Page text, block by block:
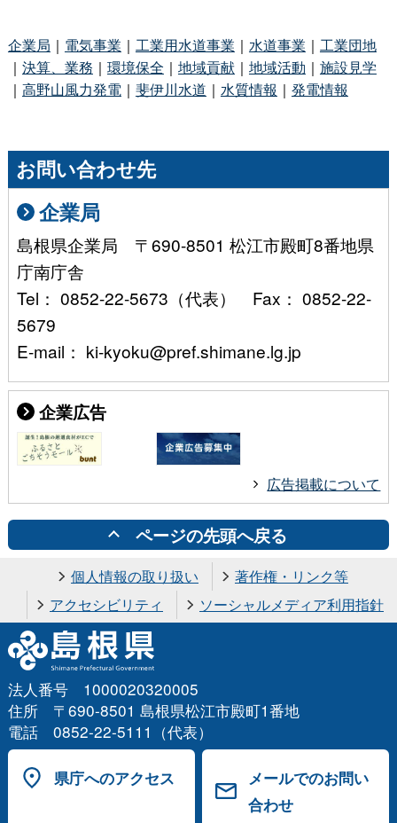
企業局 ｜ 電気事業 ｜ 工業用水道事業 ｜ 水道事業 ｜ 工業団地
｜ 決算、業務 ｜ 環境保全 ｜ 地域貢献｜ 地域活動 ｜ 施設見学
｜ 高野山風力発電｜ 斐伊川水道 ｜ 水質情報 ｜ 発電情報
お問い合わせ先
企業局
島根県企業局 〒690-8501 松江市殿町8番地県
庁南庁舎
Tel： 0852-22-5673（代表） Fax： 0852-22-
5679
E-mail： ki-kyoku@pref.shimane.lg.jp
企業広告
広告掲載について
ページの先頭へ戻る
個人情報の取り扱い
著作権・リンク等
アクセシビリティ
ソーシャルメディア利用指針
法人番号 1000020320005
住所 〒690-8501 島根県松江市殿町1番地
電話 0852-22-5111（代表）
県庁へのアクセス
メールでのお問い
合わせ